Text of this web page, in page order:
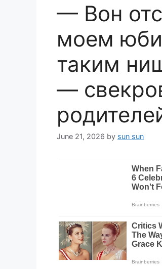
— Вон
моем
таким
—
June 21, 2026 by sun sun